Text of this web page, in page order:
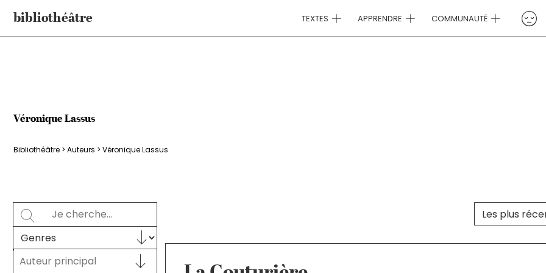
contenu
bibliothéâtre TEXTES APPRENDRE COMMUNAUTÉ
Véronique Lassus
Bibliothéâtre > Auteurs > Véronique Lassus
SEARCH
Rechercher
GENRES
Sélectionnez le contenu
AUTEUR PRINCIPAL
Auteur principal
Auteur principal
TRI DES TEXTES
Trier le